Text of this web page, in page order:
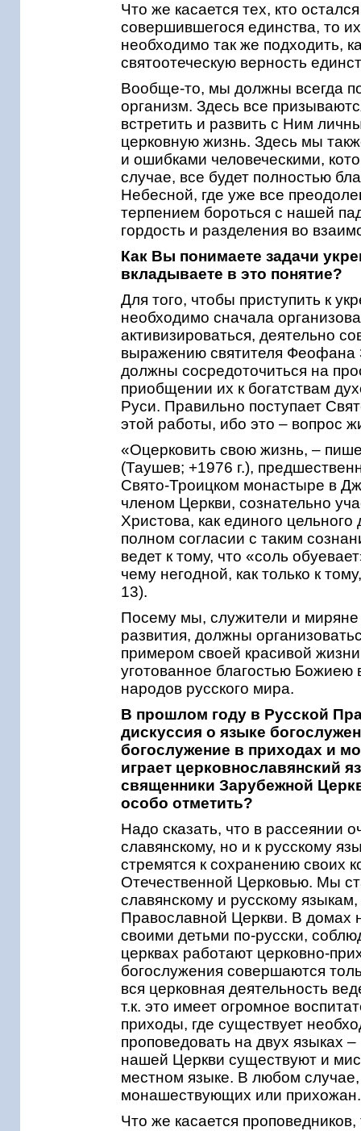
Что же касается тех, кто
совершившегося единства, то
необходимо так же подходить,
святоотеческую верность
Вообще-то, мы должны всегда
организм. Здесь все
встретить и развить с Ним
церковную жизнь. Здесь мы
и ошибками человеческими,
случае, все будет полностью
Небесной, где уже все
терпением бороться с нашей
гордость и разделения во
Как Вы понимаете задачи
вкладываете в это понятие?
Для того, чтобы приступить к
необходимо сначала
активизироваться, деятельно
выражению святителя Феофана
должны сосредоточиться на
приобщении их к богатствам
Руси. Правильно поступает
этой работы, ибо это – вопрос
«Оцерковить свою жизнь, –
(Таушев; +1976 г.),
Свято-Троицком монастыре в
членом Церкви, сознательно
Христова, как единого
полном согласии с таким
ведет к тому, что «соль
чему негодной, как только к
13).
Посему мы, служители и
развития, должны
примером своей красивой
уготованное благостью Божиею
народов русского мира.
В прошлом году в Русской
дискуссия о языке
богослужение в приходах и
играет церковнославянский
священники Зарубежной
особо отметить?
Надо сказать, что в рассеянии
славянскому, но и к русскому
стремятся к сохранению своих
Отечественной Церковью. Мы
славянскому и русскому
Православной Церкви. В домах
своими детьми по-русски,
церквах работают церковно-
богослужения совершаются
вся церковная деятельность
т.к. это имеет огромное
приходы, где существует
проповедовать на двух языках
нашей Церкви существуют и
местном языке. В любом случае,
монашествующих или
Что же касается